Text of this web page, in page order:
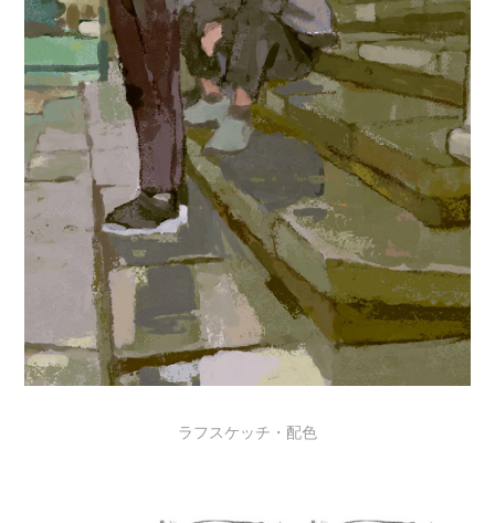
ラフスケッチ・配色